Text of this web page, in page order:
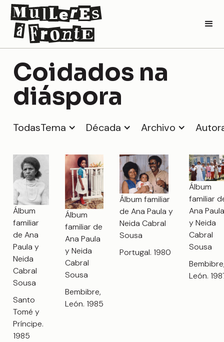
Coidados na
diáspora
TodasTema Década Archivo
Álbum
familiar
de Ana
Paula y
Neida
Cabral
Sousa
Santo
Tomé y
Príncipe.
1985
Álbum
familiar de
Ana Paula
y Neida
Cabral
Sousa
Bembibre,
León. 1985
Álbum familiar
de Ana Paula y
Neida Cabral
Sousa
Portugal. 1980
Álbum
familiar
Ana Paula
y Neida
Cabral
Sousa
León.